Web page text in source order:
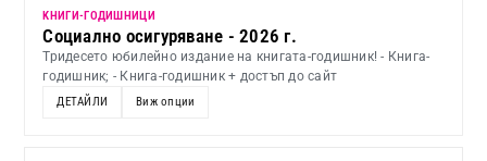
KНИГИ-ГОДИШНИЦИ
Социално осигуряване - 2026 г.
Тридесето юбилейно издание на книгата-годишник! - Книга-
годишник; - Книга-годишник + достъп до сайт
ДЕТАЙЛИ Виж опции